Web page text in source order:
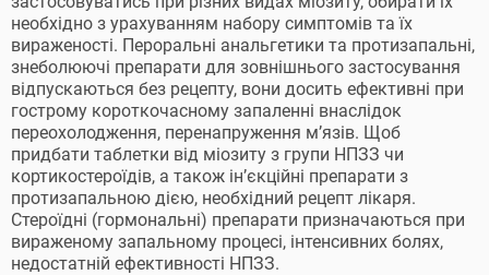
необхідно з урахуванням набору симптомів та їх
вираженості. Пероральні анальгетики та протизапальні,
знеболюючі препарати для зовнішнього застосування
відпускаються без рецепту, вони досить ефективні при
гострому короткочасному запаленні внаслідок
переохолодження, перенапруження м’язів. Щоб
придбати таблетки від міозиту з групи НПЗЗ чи
кортикостероїдів, а також ін’єкційні препарати з
протизапальною дією, необхідний рецепт лікаря.
Стероїдні (гормональні) препарати призначаються при
вираженому запальному процесі, інтенсивних болях,
недостатній ефективності НПЗЗ.